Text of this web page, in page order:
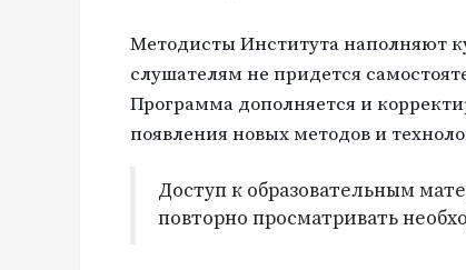
Методисты Института наполняют
слушателям не придется
Программа дополняется и
появления новых методов и
Доступ к образовательным
повторно просматривать